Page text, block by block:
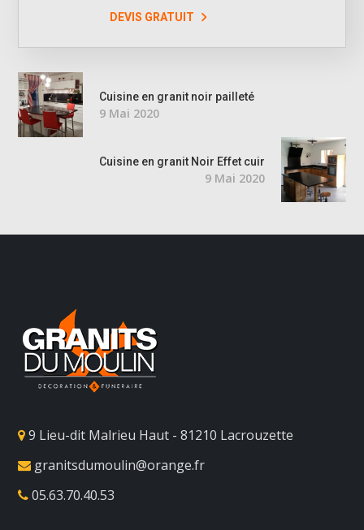
DEVIS GRATUIT
Cuisine en granit noir pailleté
9 Mai 2020
Cuisine en granit Noir Effet cuir
9 Mai 2020
9 Lieu-dit Malrieu Haut - 81210 Lacrouzette
granitsdumoulin@orange.fr
05.63.70.40.53